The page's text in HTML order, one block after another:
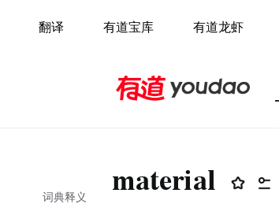
翻译 有道宝库 有道龙虾
词典释义
material